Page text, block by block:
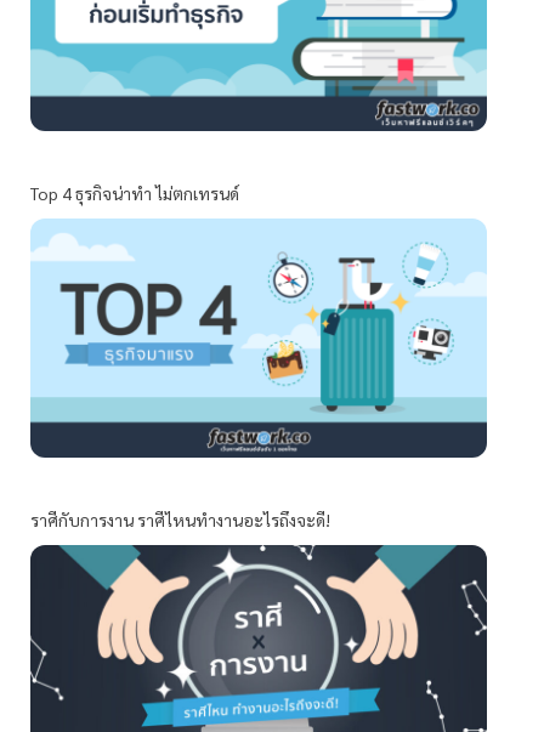
Top 4 ธุรกิจน่าทำ ไม่ตกเทรนด์
ราศีกับการงาน ราศีไหนทำงานอะไรถึงจะดี!